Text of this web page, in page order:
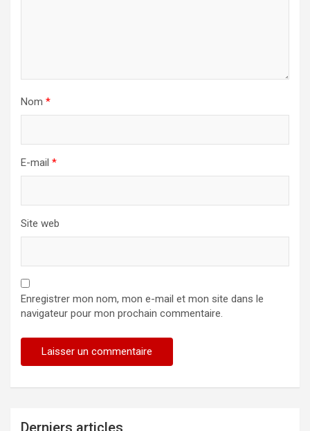
Nom *
E-mail *
Site web
Enregistrer mon nom, mon e-mail et mon site dans le
navigateur pour mon prochain commentaire.
Derniers articles